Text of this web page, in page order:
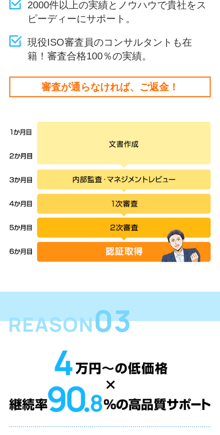
2000件以上の実績とノウハウで貴社をス
ピーディーにサポート。
現役ISO審査員のコンサルタントも在
籍！審査合格100％の実績。
審査が通らなければ、ご返金！